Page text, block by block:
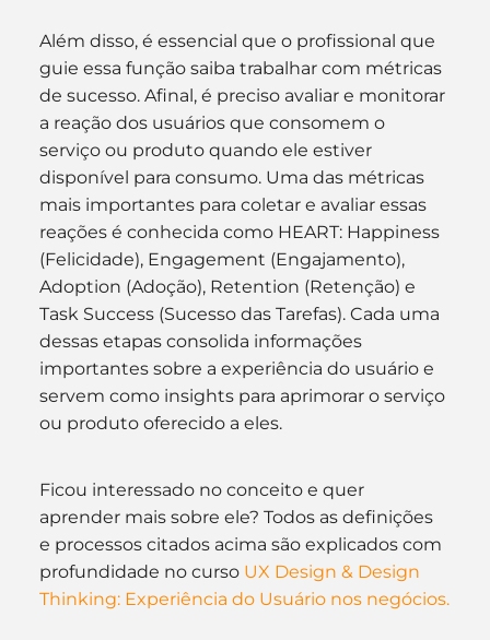
Além disso, é essencial que o profissional que
guie essa função saiba trabalhar com métricas
de sucesso. Afinal, é preciso avaliar e monitorar
a reação dos usuários que consomem o
serviço ou produto quando ele estiver
disponível para consumo. Uma das métricas
mais importantes para coletar e avaliar essas
reações é conhecida como HEART: Happiness
(Felicidade), Engagement (Engajamento),
Adoption (Adoção), Retention (Retenção) e
Task Success (Sucesso das Tarefas). Cada uma
dessas etapas consolida informações
importantes sobre a experiência do usuário e
servem como insights para aprimorar o serviço
ou produto oferecido a eles.
Ficou interessado no conceito e quer
aprender mais sobre ele? Todos as definições
e processos citados acima são explicados com
profundidade no curso UX Design & Design
Thinking: Experiência do Usuário nos negócios.